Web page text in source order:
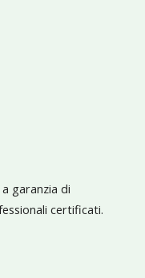
a garanzia di
certificati.